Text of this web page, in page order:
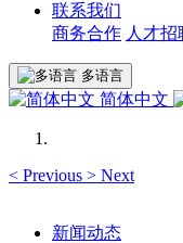
联系我们
商务合作 人才招
多语言
简体中文
< Previous > Next
新闻动态